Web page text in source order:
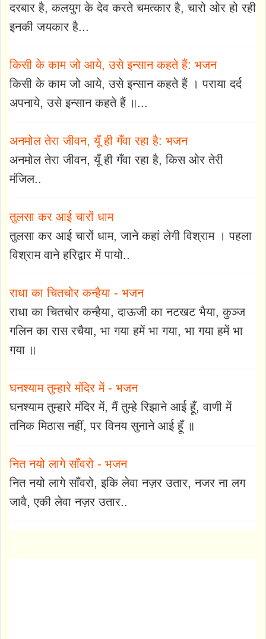
दरबार है, कलयुग के देव करते चमत्कार है, चारो ओर हो रही
इनकी जयकार है...
किसी के काम जो आये, उसे इन्सान कहते हैं: भजन
किसी के काम जो आये, उसे इन्सान कहते हैं । पराया दर्द
अपनाये, उसे इन्सान कहते हैं ॥...
अनमोल तेरा जीवन, यूँ ही गँवा रहा है: भजन
अनमोल तेरा जीवन, यूँ ही गँवा रहा है, किस ओर तेरी
मंजिल..
तुलसा कर आई चारों धाम
तुलसा कर आई चारों धाम, जाने कहां लेगी विश्राम । पहला
विश्राम वाने हरिद्वार में पायो..
राधा का चितचोर कन्हैया - भजन
राधा का चितचोर कन्हैया, दाऊजी का नटखट भैया, कुञ्ज
गलिन का रास रचैया, भा गया हमें भा गया, भा गया हमें भा
गया ॥
घनश्याम तुम्हारे मंदिर में - भजन
घनश्याम तुम्हारे मंदिर में, मैं तुम्हे रिझाने आई हूँ, वाणी में
तनिक मिठास नहीं, पर विनय सुनाने आई हूँ ॥
नित नयो लागे साँवरो - भजन
नित नयो लागे साँवरो, इकि लेवा नज़र उतार, नजर ना लग
जावै, एकी लेवा नज़र उतार..